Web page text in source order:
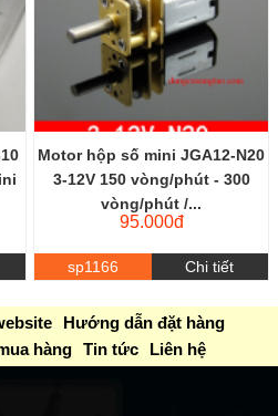
Motor hộp số mini JGA12-N20
3-12V 150 vòng/phút - 300
vòng/phút /...
95.000đ
sp1166 Chi tiết
Hướng dẫn đặt hàng
hàng Tin tức Liên hệ